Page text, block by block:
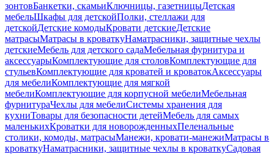
зонтовБанкетки, скамьиКлючницы, газетницыДетская
мебельШкафы для детскойПолки, стеллажи для
детскойДетские комодыКровати детскиеДетские
матрасыМатрасы в кроваткуНаматрасники, защитные чехлы
детскиеМебель для детского садаМебельная фурнитура и
аксессуарыКомплектующие для столовКомплектующие для
стульевКомплектующие для кроватей и кроватокАксессуары
для мебелиКомплектующие для мягкой
мебелиКомплектующие для корпусной мебелиМебельная
фурнитураЧехлы для мебелиСистемы хранения для
кухниТовары для безопасности детейМебель для самых
маленькихКроватки для новорожденныхПеленальные
столики, комоды, матрасыМанежи, кровати-манежиМатрасы в
кроваткуНаматрасники, защитные чехлы в кроваткуСадовая